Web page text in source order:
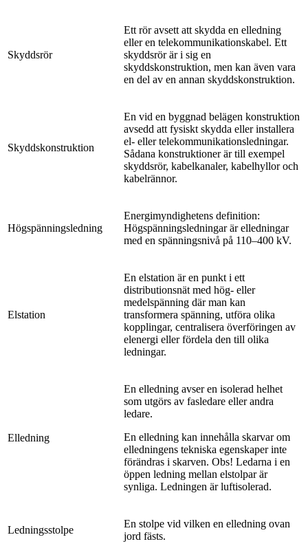
Skyddsrör
Ett rör avsett att skydda en elledning
eller en telekommunikationskabel. Ett
skyddsrör är i sig en
skyddskonstruktion, men kan även vara
en del av en annan skyddskonstruktion.
Skyddskonstruktion
En vid en byggnad belägen konstruktion
avsedd att fysiskt skydda eller installera
el- eller telekommunikationsledningar.
Sådana konstruktioner är till exempel
skyddsrör, kabelkanaler, kabelhyllor och
kabelrännor.
Högspänningsledning
Energimyndighetens definition:
Högspänningsledningar är elledningar
med en spänningsnivå på 110–400 kV.
Elstation
En elstation är en punkt i ett
distributionsnät med hög- eller
medelspänning där man kan
transformera spänning, utföra olika
kopplingar, centralisera överföringen av
elenergi eller fördela den till olika
ledningar.
Elledning
En elledning avser en isolerad helhet
som utgörs av fasledare eller andra
ledare.
En elledning kan innehålla skarvar om
elledningens tekniska egenskaper inte
förändras i skarven. Obs! Ledarna i en
öppen ledning mellan elstolpar är
synliga. Ledningen är luftisolerad.
Ledningsstolpe
En stolpe vid vilken en elledning ovan
jord fästs.